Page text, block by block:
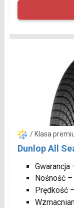
/ Klasa
Dunlop All
Gwarancja
Nośność –
Prędkość –